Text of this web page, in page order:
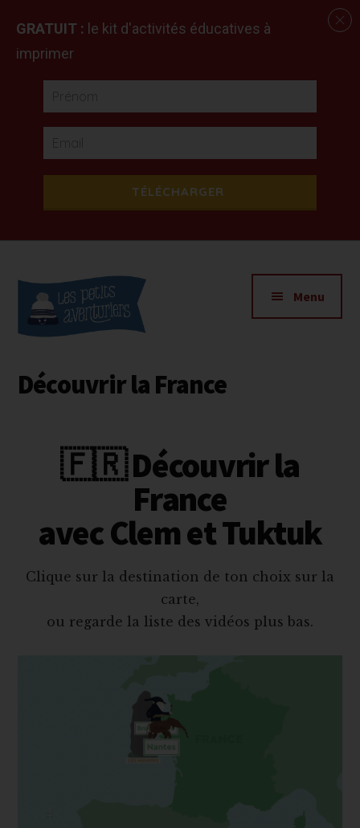
contenu
principal
Additional
menu
Apprendre
en
explorant
Menu
Découvrir la France
🇫🇷 Découvrir la
France
avec Clem et Tuktuk
Clique sur la destination de ton choix sur la
carte,
ou regarde la liste des vidéos plus bas.
GRATUIT : le kit d'activités éducatives à
imprimer
TÉLÉCHARGER